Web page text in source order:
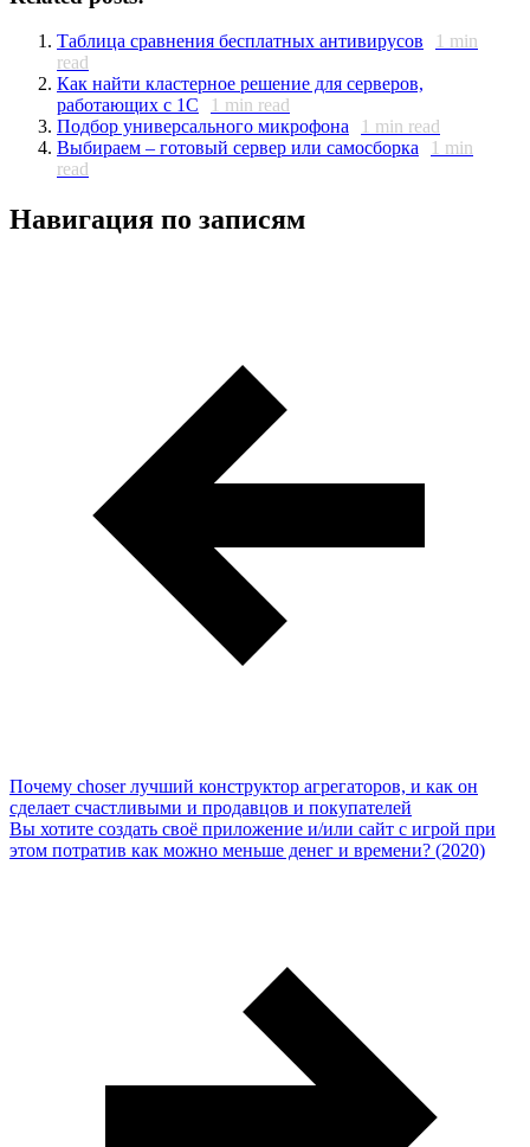
Таблица сравнения бесплатных антивирусов 1 min
read
Как найти кластерное решение для серверов,
работающих с 1С
1 min read
Подбор универсального микрофона
1 min read
Выбираем – готовый сервер или самосборка
1 min
read
Навигация по записям
Почему choser лучший конструктор агрегаторов, и как он
сделает счастливыми и продавцов и покупателей
Вы хотите создать своё приложение и/или сайт с игрой при
этом потратив как можно меньше денег и времени? (2020)